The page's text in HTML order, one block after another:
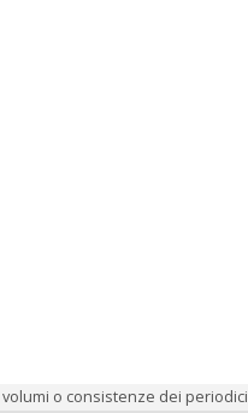
o consistenze dei periodici